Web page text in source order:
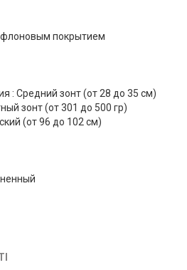
покрытием
: Средний зонт (от 28 до 35 см)
зонт (от 301 до 500 гр)
(от 96 до 102 см)